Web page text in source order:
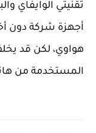
تقنيتي الوايفاي
أجهزة شركة دون
هواوي، لكن قد
المستخدمة من